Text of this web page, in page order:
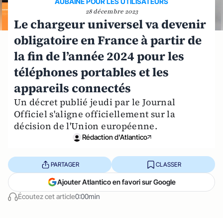
28 décembre 2023
Le chargeur universel va devenir
obligatoire en France à partir de
la fin de l’année 2024 pour les
téléphones portables et les
appareils connectés
Un décret publié jeudi par le Journal
Officiel s'aligne officiellement sur la
décision de l'Union européenne.
Rédaction d'Atlantico
Écoutez cet article0:00min
PARTAGER CLASSER
Ajouter Atlantico en favori sur Google